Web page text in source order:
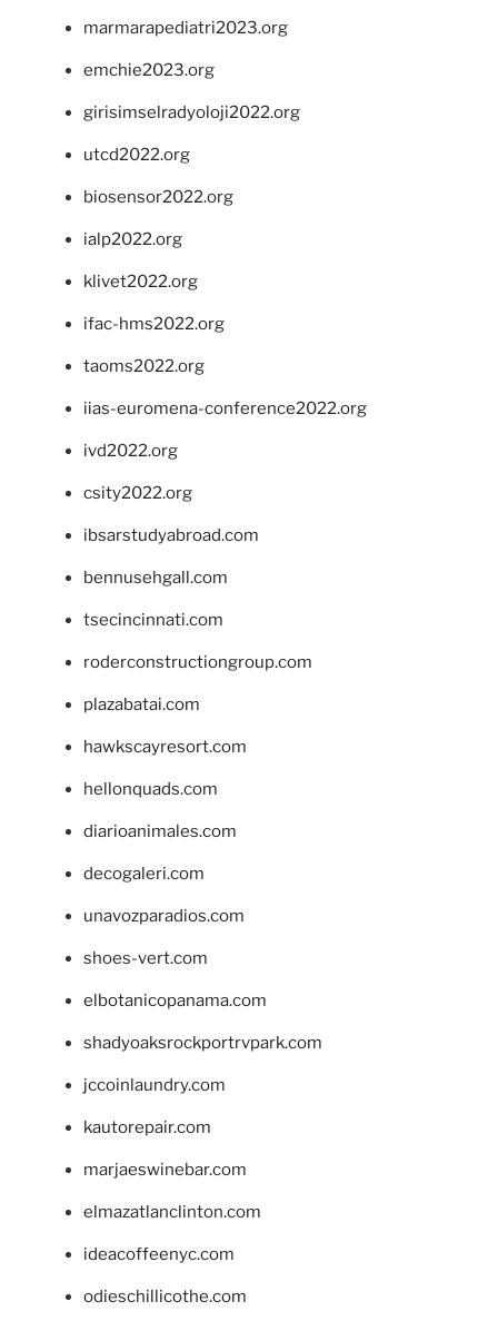
marmarapediatri2023.org
emchie2023.org
girisimselradyoloji2022.org
utcd2022.org
biosensor2022.org
ialp2022.org
klivet2022.org
ifac-hms2022.org
taoms2022.org
iias-euromena-conference2022.org
ivd2022.org
csity2022.org
ibsarstudyabroad.com
bennusehgall.com
tsecincinnati.com
roderconstructiongroup.com
plazabatai.com
hawkscayresort.com
hellonquads.com
diarioanimales.com
decogaleri.com
unavozparadios.com
shoes-vert.com
elbotanicopanama.com
shadyoaksrockportrvpark.com
jccoinlaundry.com
kautorepair.com
marjaeswinebar.com
elmazatlanclinton.com
ideacoffeenyc.com
odieschillicothe.com